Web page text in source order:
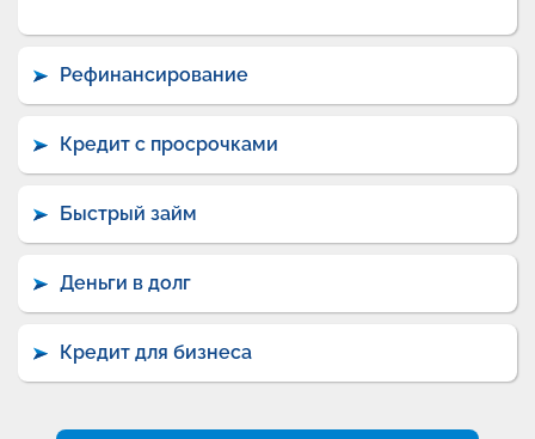
Рефинансирование
Кредит с просрочками
Быстрый займ
Деньги в долг
Кредит для бизнеса